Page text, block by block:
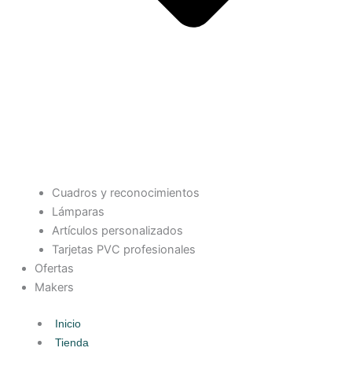
Cuadros y reconocimientos
Lámparas
Artículos personalizados
Tarjetas PVC profesionales
Ofertas
Makers
Inicio
Tienda